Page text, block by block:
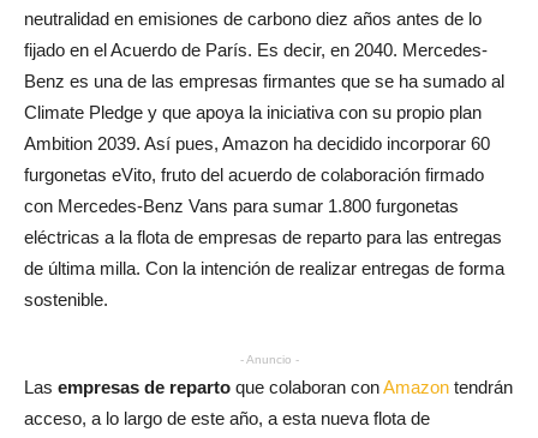
neutralidad en emisiones de carbono diez años antes de lo
fijado en el Acuerdo de París. Es decir, en 2040. Mercedes-
Benz es una de las empresas firmantes que se ha sumado al
Climate Pledge y que apoya la iniciativa con su propio plan
Ambition 2039. Así pues, Amazon ha decidido incorporar 60
furgonetas eVito, fruto del acuerdo de colaboración firmado
con Mercedes-Benz Vans para sumar 1.800 furgonetas
eléctricas a la flota de empresas de reparto para las entregas
de última milla. Con la intención de realizar entregas de forma
sostenible.
- Anuncio -
Las empresas de reparto que colaboran conAmazon tendrán
acceso, a lo largo de este año, a esta nueva flota de